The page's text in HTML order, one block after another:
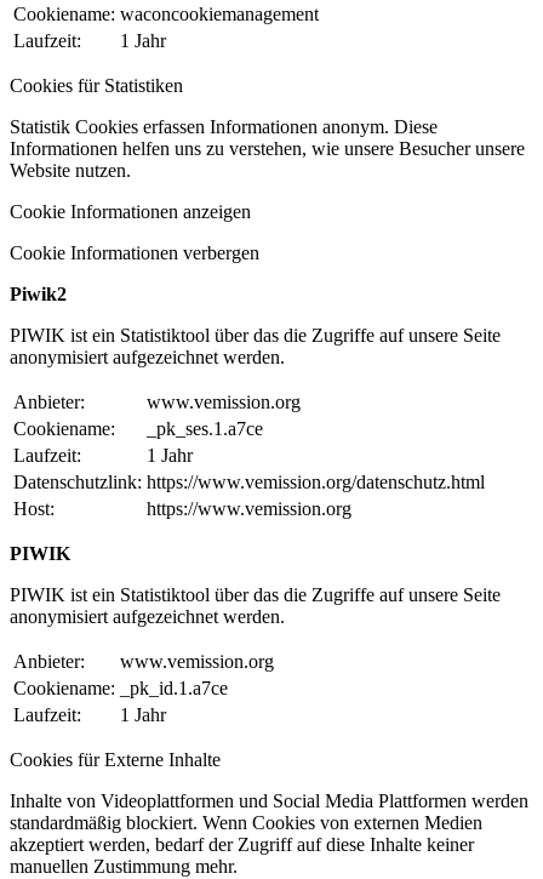
Cookiename: waconcookiemanagement
Laufzeit:
1 Jahr
Cookies für Statistiken
Statistik Cookies erfassen Informationen anonym. Diese
Informationen helfen uns zu verstehen, wie unsere Besucher unsere
Website nutzen.
Cookie Informationen anzeigen
Cookie Informationen verbergen
Piwik2
PIWIK ist ein Statistiktool über das die Zugriffe auf unsere Seite
anonymisiert aufgezeichnet werden.
Anbieter:
www.vemission.org
Cookiename:
_pk_ses.1.a7ce
Laufzeit:
1 Jahr
Datenschutzlink: https://www.vemission.org/datenschutz.html
Host:
https://www.vemission.org
PIWIK
PIWIK ist ein Statistiktool über das die Zugriffe auf unsere Seite
anonymisiert aufgezeichnet werden.
Anbieter:
www.vemission.org
Cookiename:
_pk_id.1.a7ce
Laufzeit:
1 Jahr
Cookies für Externe Inhalte
Inhalte von Videoplattformen und Social Media Plattformen werden
standardmäßig blockiert. Wenn Cookies von externen Medien
akzeptiert werden, bedarf der Zugriff auf diese Inhalte keiner
manuellen Zustimmung mehr.